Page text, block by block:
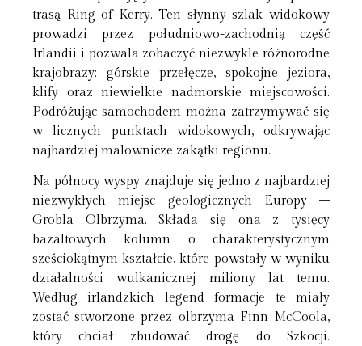
trasą Ring of Kerry. Ten słynny szlak widokowy
prowadzi przez południowo-zachodnią część
Irlandii i pozwala zobaczyć niezwykle różnorodne
krajobrazy: górskie przełęcze, spokojne jeziora,
klify oraz niewielkie nadmorskie miejscowości.
Podróżując samochodem można zatrzymywać się
w licznych punktach widokowych, odkrywając
najbardziej malownicze zakątki regionu.
Na północy wyspy znajduje się jedno z najbardziej
niezwykłych miejsc geologicznych Europy –
Grobla Olbrzyma. Składa się ona z tysięcy
bazaltowych kolumn o charakterystycznym
sześciokątnym kształcie, które powstały w wyniku
działalności wulkanicznej miliony lat temu.
Według irlandzkich legend formacje te miały
zostać stworzone przez olbrzyma Finn McCoola,
który chciał zbudować drogę do Szkocji.